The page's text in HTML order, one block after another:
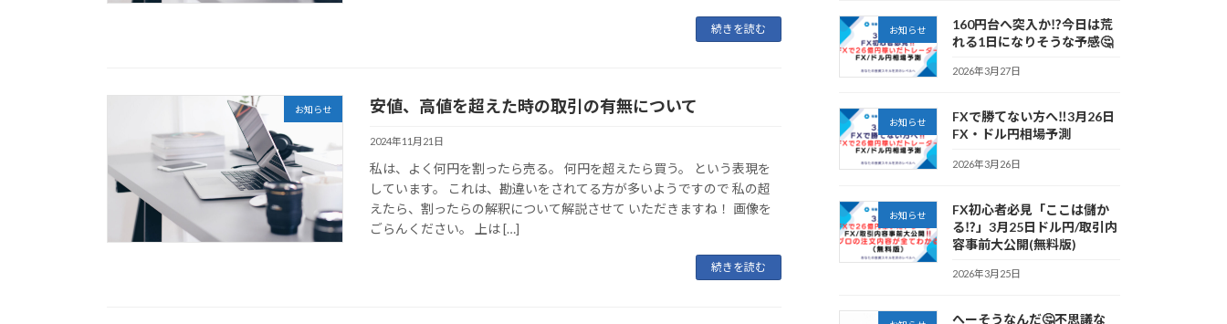
続きを読む
お知らせ 安値、高値を超えた時の取引の有無について
2024年11月21日
私は、よく何円を割ったら売る。 何円を超えたら買う。 という表現を
しています。 これは、勘違いをされてる方が多いようですので 私の超
えたら、割ったらの解釈について解説させて いただきますね！ 画像を
ごらんください。 上は […]
続きを読む
お知らせ
160円台へ突入か⁉️今日は荒
れる1日になりそうな予感🤔
2026年3月27日
お知らせ
FXで勝てない方へ‼️3月26日
FX・ドル円相場予測
2026年3月26日
お知らせ
FX初心者必見「ここは儲か
る⁉️」3月25日ドル円/取引内
容事前大公開(無料版)
2026年3月25日
へーそうなんだ🤔不思議な